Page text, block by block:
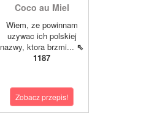
Coco au Miel
Wiem, ze powinnam
uzywac ich polskiej
nazwy, ktora brzmi... ⇖
1187
Zobacz przepis!